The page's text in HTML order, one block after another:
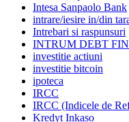
Intesa Sanpaolo Bank
intrare/iesire in/din
Intrebari si raspunsuri
INTRUM DEBT
investitie actiuni
investitie bitcoin
ipoteca
IRCC
IRCC (Indicele de
Kredyt Inkaso